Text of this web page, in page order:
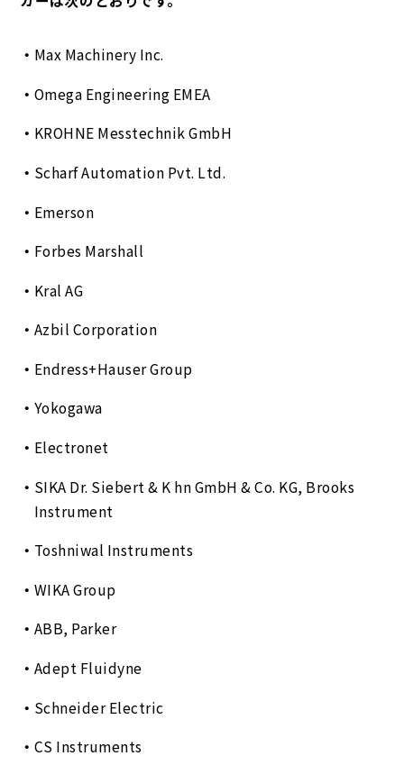
Max Machinery Inc.
Omega Engineering EMEA
KROHNE Messtechnik GmbH
Scharf Automation Pvt. Ltd.
Emerson
Forbes Marshall
Kral AG
Azbil Corporation
Endress+Hauser Group
Yokogawa
Electronet
SIKA Dr. Siebert & K hn GmbH & Co. KG, Brooks
Instrument
Toshniwal Instruments
WIKA Group
ABB, Parker
Adept Fluidyne
Schneider Electric
CS Instruments